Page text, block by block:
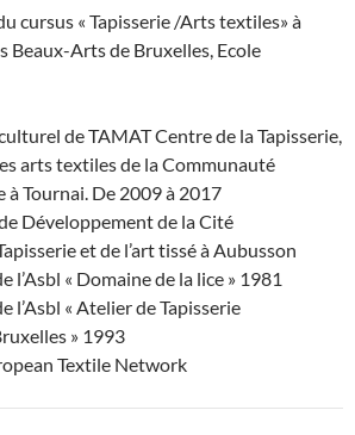
cursus « Tapisserie /Arts textiles» à
Beaux-Arts de Bruxelles, Ecole
de TAMAT Centre de la Tapisserie,
arts textiles de la Communauté
à Tournai. De 2009 à 2017
Développement de la Cité
et de l’art tissé à Aubusson
l’Asbl « Domaine de la lice » 1981
l’Asbl « Atelier de Tapisserie
» 1993
Textile Network